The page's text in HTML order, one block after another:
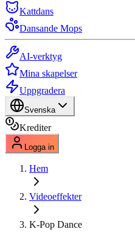
Kattdans
Dansande Mops
AI-verktyg
Mina skapelser
Uppgradera
Svenska
Krediter
Logga in
Hem
Videoeffekter
K-Pop Dance